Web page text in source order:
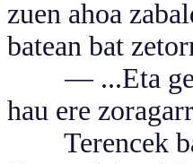
zuen ahoa
batean bat
— ...Eta
hau ere
Terencek